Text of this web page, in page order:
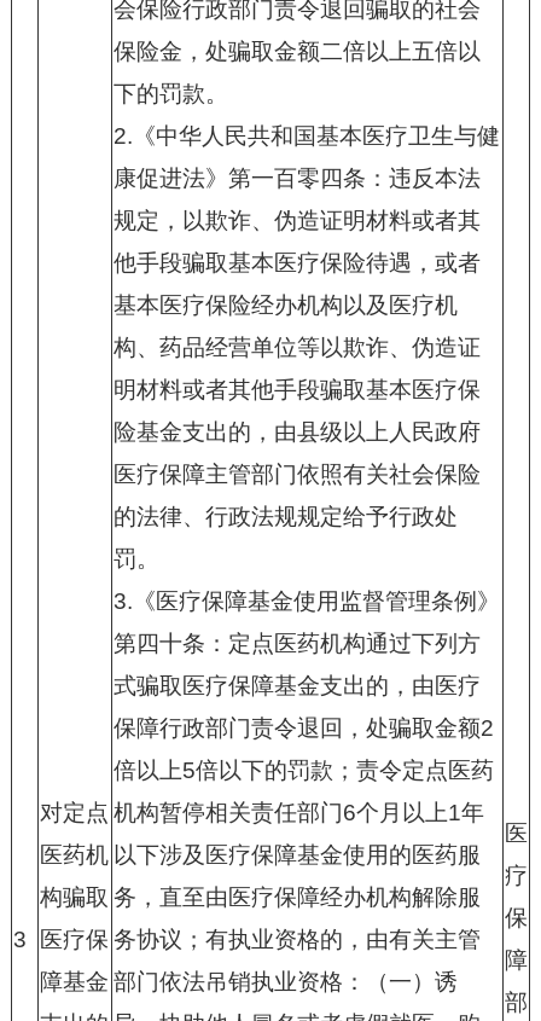
3
对定点
医药机
构骗取
医疗保
障基金
会保险行政部门责令退回骗取的社会
保险金，处骗取金额二倍以上五倍以
下的罚款。
2. 《中华人民共和国基本医疗卫生与健
康促进法》第一百零四条：违反本法
规定，以欺诈、伪造证明材料或者其
他手段骗取基本医疗保险待遇，或者
基本医疗保险经办机构以及医疗机
构、药品经营单位等以欺诈、伪造证
明材料或者其他手段骗取基本医疗保
险基金支出的，由县级以上人民政府
医疗保障主管部门依照有关社会保险
的法律、行政法规规定给予行政处
罚。
3. 《医疗保障基金使用监督管理条例》
第四十条：定点医药机构通过下列方
式骗取医疗保障基金支出的，由医疗
保障行政部门责令退回，处骗取金额2
倍以上5倍以下的罚款；责令定点医药
机构暂停相关责任部门6个月以上1年
以下涉及医疗保障基金使用的医药服
务，直至由医疗保障经办机构解除服
务协议；有执业资格的，由有关主管
部门依法吊销执业资格：（一）诱
医
疗
保
障
部